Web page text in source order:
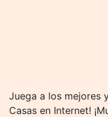
Juega a los mejores
Casas en Internet!